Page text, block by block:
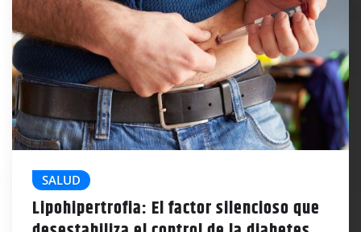
SALUD
Lipohipertrofia: El factor silencioso que